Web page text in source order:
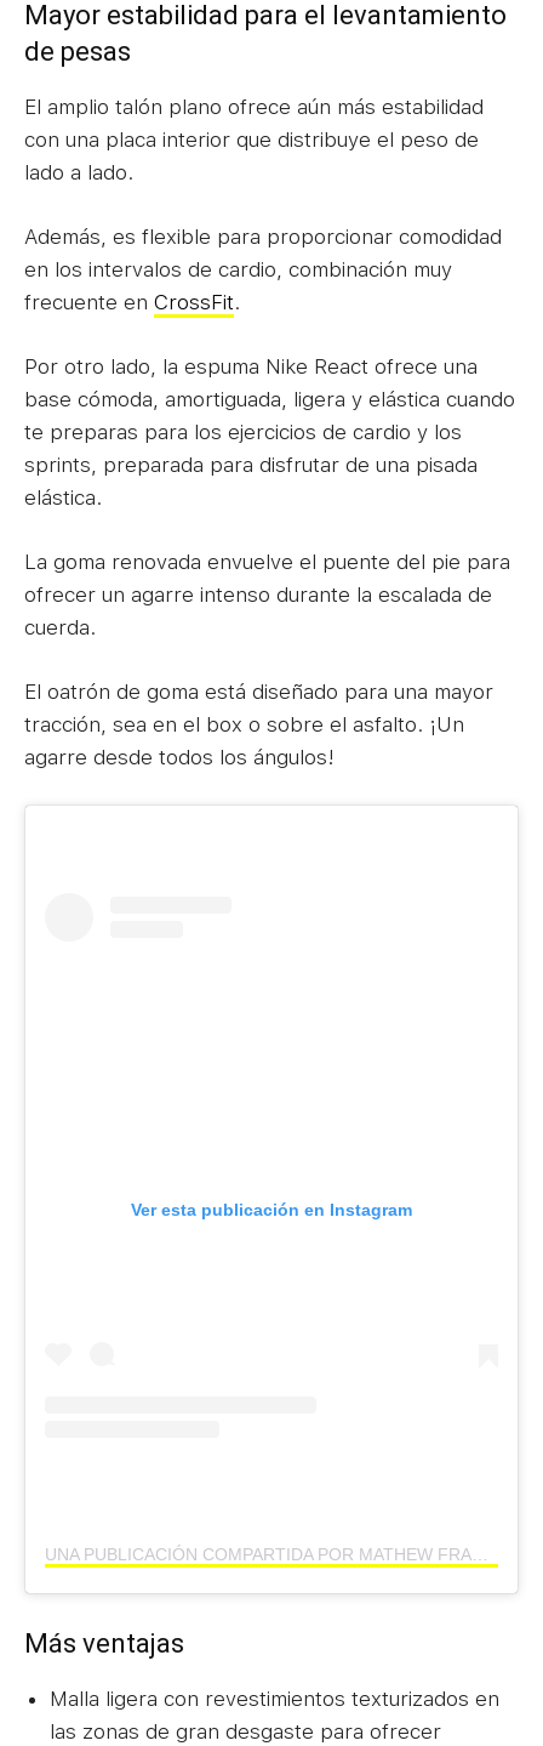
Mayor estabilidad para el levantamiento
de pesas
El amplio talón plano ofrece aún más estabilidad
con una placa interior que distribuye el peso de
lado a lado.
Además, es flexible para proporcionar comodidad
en los intervalos de cardio, combinación muy
frecuente en CrossFit.
Por otro lado, la espuma Nike React ofrece una
base cómoda, amortiguada, ligera y elástica cuando
te preparas para los ejercicios de cardio y los
sprints, preparada para disfrutar de una pisada
elástica.
La goma renovada envuelve el puente del pie para
ofrecer un agarre intenso durante la escalada de
cuerda.
El oatrón de goma está diseñado para una mayor
tracción, sea en el box o sobre el asfalto. ¡Un
agarre desde todos los ángulos!
Ver esta publicación en Instagram
Más ventajas
Malla ligera con revestimientos texturizados en
las zonas de gran desgaste para ofrecer